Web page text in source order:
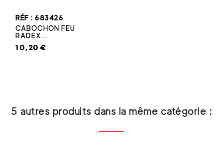
RÉF : 683426
CABOCHON FEU
RADEX...
10,20 €
5 autres produits dans la même catégorie :